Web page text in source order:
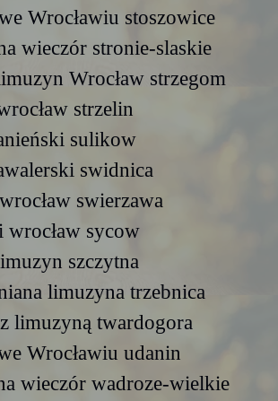
Wrocławiu stoszowice
wieczór stronie-slaskie
Wrocław strzegom
strzelin
sulikow
swidnica
swierzawa
wrocław sycow
szczytna
limuzyna trzebnica
limuzyną twardogora
Wrocławiu udanin
wieczór wadroze-wielkie